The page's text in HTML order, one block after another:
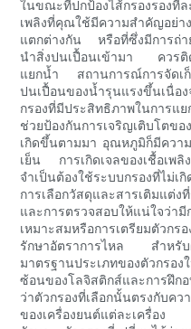
ในขณะที่ปกป้องไส้กรองรอง
เพลิงที่คุณใช้มีความสำคัญอย่
แตกต่างกัน หรือที่ซึ่งมีการถ่า
นำสิ่งปนเปื้อนเข้ามา ควรติด
แยกน้ำ สถานการณ์การจัดเก็
ปนเปื้อนของน้ำรุนแรงขึ้นเนื่
กรองที่มีประสิทธิภาพในการแย
ช่วยป้องกันการเจริญเติบโตข
เกิดขึ้นตามมา อุณหภูมิก็มีควา
เย็น การเกิดเจลของเชื้อเพ
จำเป็นต้องใช้ระบบกรองที่ไม่
การเลือกวัสดุและสารเติมแต่
และการตรวจสอบให้แน่ใจว่ามี
เหมาะสมหรือการเตรียมตัว
รักษาอัตราการไหล สำหรั
มาตรฐานประเภทของตัวกรอ
ซ้อนของโลจิสติกส์และการฝึก
ว่าตัวกรองที่เลือกนั้นตรงกับค
ของเครื่องยนต์แต่ละเครื่อง